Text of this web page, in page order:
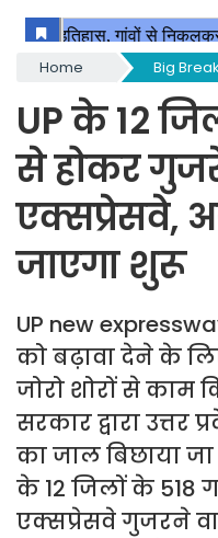
Home Big
UP के 12
से होकर
एक्सप्रेसवे,
जाएगा शुरू
UP new
को बढ़ावा देने के
जोरो शोरों से काम
सरकार द्वारा उत्तर
का जाल बिछाया जा
के 12 जिलों के 518
एक्सप्रेसवे गुजरने